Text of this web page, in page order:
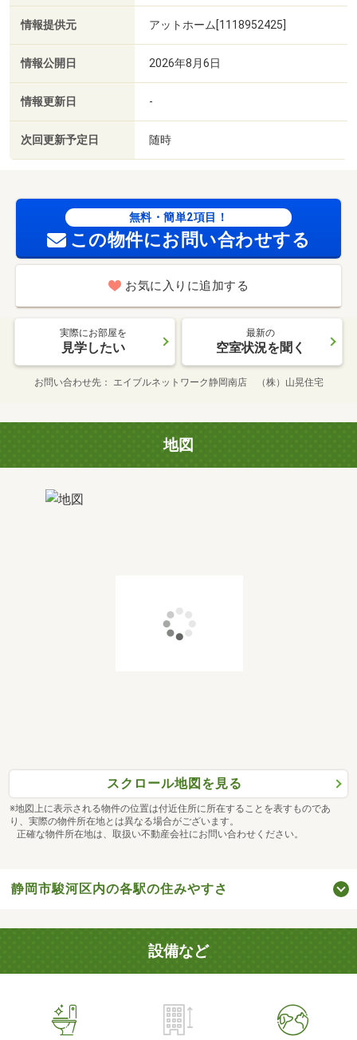
情報提供元 アットホーム[1118952425]
情報公開日 2026年8月6日
情報更新日 -
次回更新予定日 随時
無料・簡単2項目！
この物件にお問い合わせする
お気に入りに追加する
実際にお部屋を
見学したい
最新の
空室状況を聞く
お問い合わせ先 エイブルネットワーク静岡南店 （株）山晃住宅
地図
スクロール地図を見る
※地図上に表示される物件の位置は付近住所に所在することを表すものであ
り、実際の物件所在地とは異なる場合がございます。
正確な物件所在地は、取扱い不動産会社にお問い合わせください。
静岡市駿河区内の各駅の住みやすさ
設備など